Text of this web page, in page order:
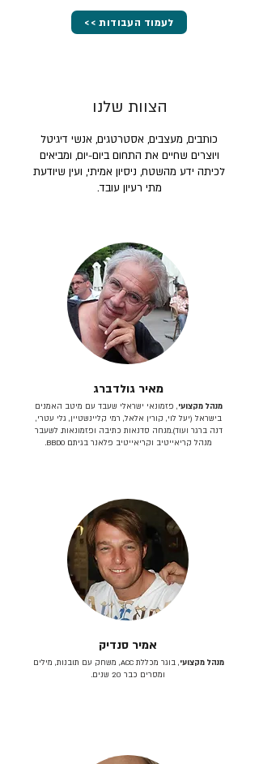
<< לעמוד העבודות
הצוות שלנו
כותבים, מעצבים, אסטרטגים, אנשי דיגיטל
ויוצרים שחיים את התחום ביום-יום, ומביאים
לכיתה ידע מהשטח, ניסיון אמיתי, ועין שיודעת
מתי רעיון עובד.
מאיר גולדברג
מנהל מקצועי, פזמונאי ישראלי שעבד עם מיטב האמנים
בישראל (יעל לוי, קורין אלאל, רמי קליינשטיין, גלי עטרי,
דנה ברגר ועוד).מנחה סדנאות כתיבה ופזמונאות. לשעבר
מנהל קריאייטיב וקריאייטיב פלאנר בגיתם BBDO.
אמיר סנדיק
מנהל מקצועי
, בוגר מכללת ACC, משחק עם תובנות, מילים
ומסרים כבר 20 שנים.